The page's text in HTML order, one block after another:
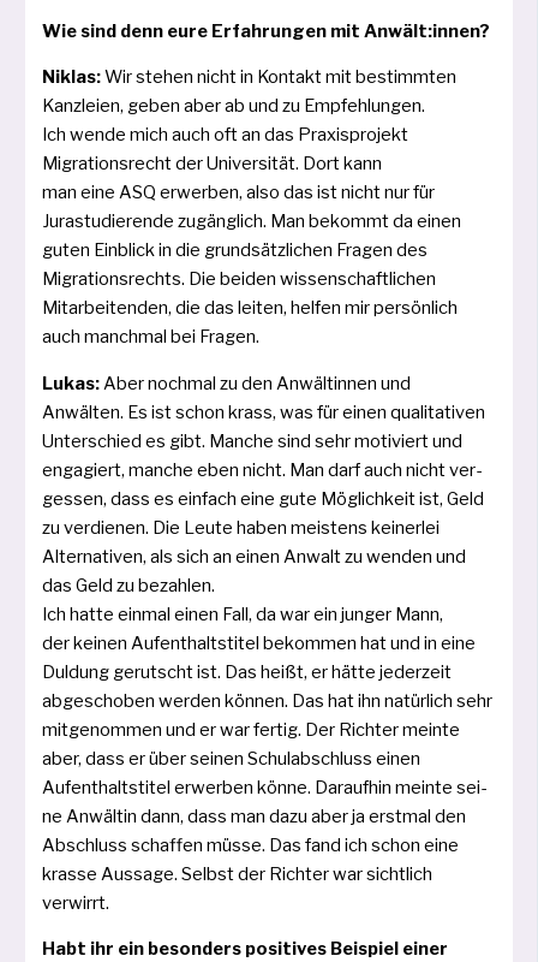
Wie sind denn eure Erfahrungen mit Anwält:innen?
Niklas:Wir ste­hen nicht in Kontakt mit bestimm­ten
Kanzleien, geben aber ab und zu Empfehlungen.
Ich wen­de mich auch oft an das Praxisprojekt
Migrationsrecht der Universität. Dort kann
man eine ASQ erwer­ben, also das ist nicht nur für
Jurastudierende zugäng­lich. Man bekommt da einen
guten Einblick in die grund­sätz­li­chen Fragen des
Migrationsrechts. Die bei­den wis­sen­schaft­li­chen
Mitarbeitenden, die das lei­ten, hel­fen mir per­sön­lich
auch manch­mal bei Fragen.
Lukas:Aber noch­mal zu den Anwältinnen und
Anwälten. Es ist schon krass, was für einen qua­li­ta­ti­ven
Unterschied es gibt. Manche sind sehr moti­viert und
enga­giert, man­che eben nicht. Man darf auch nicht ver­
ges­sen, dass es ein­fach eine gute Möglichkeit ist, Geld
zu ver­die­nen. Die Leute haben meis­tens kei­ner­lei
Alternativen, als sich an einen Anwalt zu wen­den und
das Geld zu bezah­len.
Ich hat­te ein­mal einen Fall, da war ein jun­ger Mann,
der kei­nen Aufenthaltstitel bekom­men hat und in eine
Duldung gerutscht ist. Das heißt, er hät­te jeder­zeit
abge­scho­ben wer­den kön­nen. Das hat ihn natür­lich sehr
mit­ge­nom­men und er war fer­tig. Der Richter mein­te
aber, dass er über sei­nen Schulabschluss einen
Aufenthaltstitel erwer­ben kön­ne. Daraufhin mein­te sei­
ne Anwältin dann, dass man dazu aber ja erst­mal den
Abschluss schaf­fen müs­se. Das fand ich schon eine
kras­se Aussage. Selbst der Richter war sicht­lich
verwirrt.
Habt ihr ein beson­ders posi­ti­ves Beispiel einer